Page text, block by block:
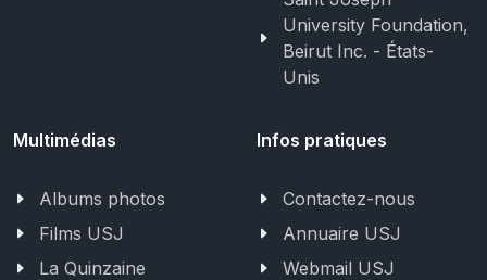
University Foundation,
Beirut Inc. - États-
Unis
Multimédias
Albums photos
Films USJ
La Quinzaine
Infos pratiques
Contactez-nous
Annuaire USJ
Webmail USJ